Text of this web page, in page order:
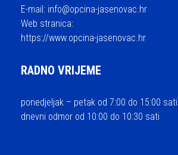
E-mail: info@opcina-jasenovac.hr
Web stranica:
https://www.opcina-jasenovac.hr
RADNO VRIJEME
ponedjeljak – petak od 7:00 do 15:00 sati
dnevni odmor od 10:00 do 10:30 sati